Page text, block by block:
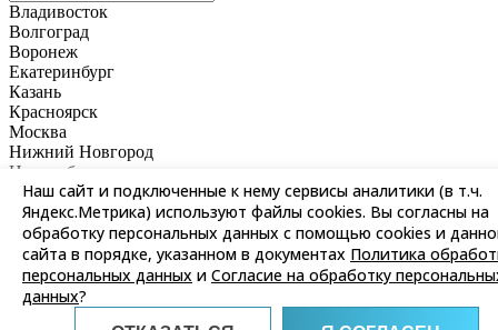
Наш сайт и подключенные к нему сервисы аналитики (в т.ч.
Яндекс.Метрика) используют файлы cookies. Вы согласны на
обработку персональных данных с помощью cookies и
сайта в порядке, указанном в документах Политика
персональных данных и Согласие на обработку
данных?
Владивосток
Волгоград
Воронеж
Екатеринбург
Казань
Красноярск
Москва
Нижний Новгород
Новосибирск
Омск
Пермь
Ростов-на-Дону
Самара
Санкт-Петербург
Саратов
Уфа